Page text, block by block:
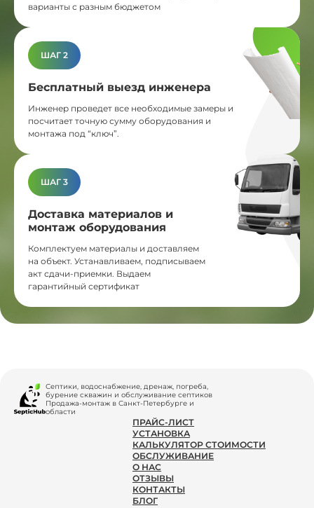
варианты с разным бюджетом
ШАГ 2
Бесплатный выезд инженера
Инженер проведет все необходимые замеры и
посчитает точную сумму оборудования и
монтажа под “ключ”.
ШАГ 3
Доставка материалов и
монтаж оборудования
Комплектуем материалы и доставляем
на объект. Устанавливаем, подписываем
акт сдачи-приемки. Выдаем
гарантийный сертификат
Септики, водоснабжение, дренаж, погреба,
бурение скважин и обслуживание септиков
Продажа-монтаж в Санкт-Петербурге и
области
ПРАЙС-ЛИСТ
УСТАНОВКА
КАЛЬКУЛЯТОР СТОИМОСТИ
ОБСЛУЖИВАНИЕ
О НАС
ОТЗЫВЫ
КОНТАКТЫ
БЛОГ